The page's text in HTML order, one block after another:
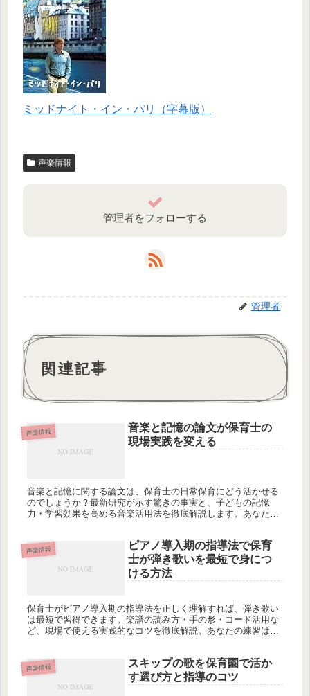
ミッドナイト・イン・パリ（字幕版）
声楽情報
管理者をフォローする
管理者
関連記事
声楽情報
音楽と記憶の論文が保育士の
現場実践を変える
音楽と記憶に関する論文は、保育士の日常保育にどう活かせる
のでしょうか？最新研究が示す驚きの事実と、子どもの記憶
力・学習効果を高める音楽活用法を徹底解説します。あなたの
声楽情報
ピアノ導入期の指導法で保育
士が弾き歌いを最短で身につ
ける方法
保育士がピアノ導入期の指導法を正しく理解すれば、弾き歌い
は最短で習得できます。楽譜の読み方・手の形・コード活用な
ど、現場で使える実践的なコツを徹底解説。あなたの練習は本
声楽情報
スキップの歌を保育園で活か
す選び方と指導のコツ